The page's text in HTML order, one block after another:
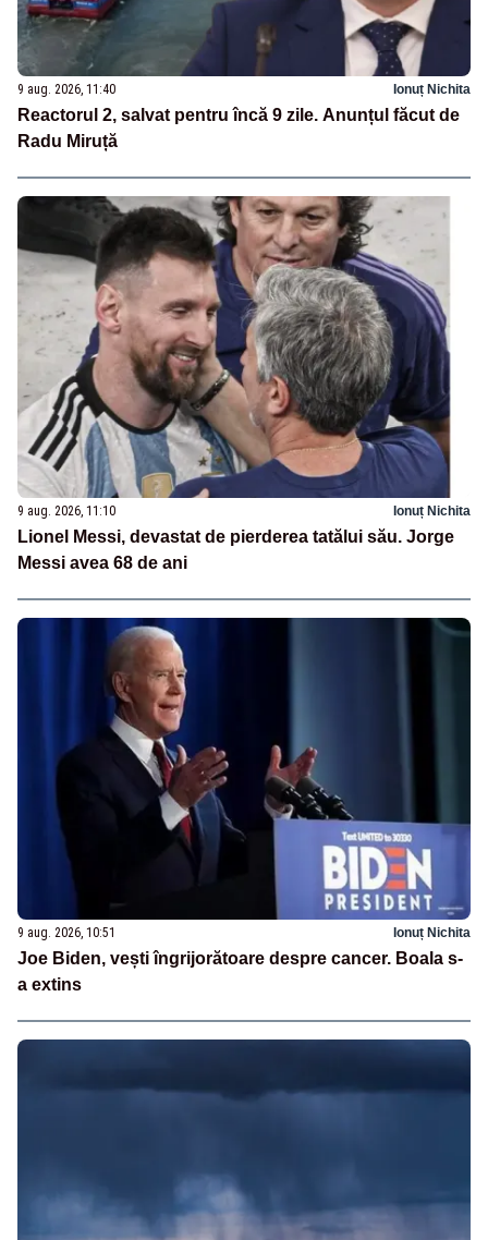
9 aug. 2026, 11:40 Ionuț Nichita
Reactorul 2, salvat pentru încă 9 zile. Anunțul făcut de
Radu Miruță
9 aug. 2026, 11:10 Ionuț Nichita
Lionel Messi, devastat de pierderea tatălui său. Jorge
Messi avea 68 de ani
9 aug. 2026, 10:51 Ionuț Nichita
Joe Biden, vești îngrijorătoare despre cancer. Boala s-
a extins